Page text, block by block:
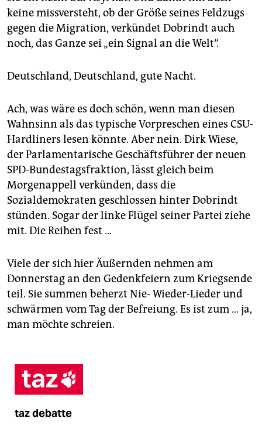
keine missversteht, ob der Größe seines Feldzugs
gegen die Migration, verkündet Dobrindt auch
noch, das Ganze sei „ein Signal an die Welt“.
Deutschland, Deutschland, gute Nacht.
Ach, was wäre es doch schön, wenn man diesen
Wahnsinn als das typische Vorpreschen eines CSU-
Hardliners lesen könnte. Aber nein. Dirk Wiese,
der Parlamentarische Geschäftsführer der neuen
SPD-Bundestagsfraktion, lässt gleich beim
Morgenappell verkünden, dass die
Sozialdemokraten geschlossen hinter Dobrindt
stünden. Sogar der linke Flügel seiner Partei ziehe
mit. Die Reihen fest …
Viele der sich hier Äußernden nehmen am
Donnerstag an den Gedenkfeiern zum Kriegsende
teil. Sie summen beherzt Nie- Wieder-Lieder und
schwärmen vom Tag der Befreiung. Es ist zum … ja,
man möchte schreien.
taz debatte